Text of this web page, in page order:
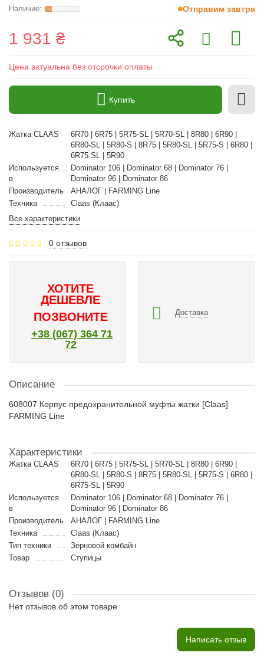
Отправим завтра
1 931 ₴
Цена актуальна без отсрочки оплаты
Купить
Жатка CLAAS
6R70 | 6R75 | 5R75-SL | 5R70-SL | 8R80 | 6R90 |
6R80-SL | 5R80-S | 8R75 | 5R80-SL | 5R75-S | 6R80 |
6R75-SL | 5R90
Используется
в
Dominator 106 | Dominator 68 | Dominator 76 |
Dominator 96 | Dominator 86
Производитель
АНАЛОГ | FARMING Line
Техника
Claas (Клаас)
Все характеристики
0 отзывов
ХОТИТЕ
ДЕШЕВЛЕ
ПОЗВОНИТЕ
+38 (067) 364 71
72
Доставка
Описание
608007 Корпус предохранительной муфты жатки [Claas]
FARMING Line
Характеристики
Жатка CLAAS
6R70 | 6R75 | 5R75-SL | 5R70-SL | 8R80 | 6R90 |
6R80-SL | 5R80-S | 8R75 | 5R80-SL | 5R75-S | 6R80 |
6R75-SL | 5R90
Используется
в
Dominator 106 | Dominator 68 | Dominator 76 |
Dominator 96 | Dominator 86
Производитель
АНАЛОГ | FARMING Line
Техника
Claas (Клаас)
Тип техники
Зерновой комбайн
Товар
Ступицы
Отзывов (0)
Нет отзывов об этом товаре.
Написать отзыв